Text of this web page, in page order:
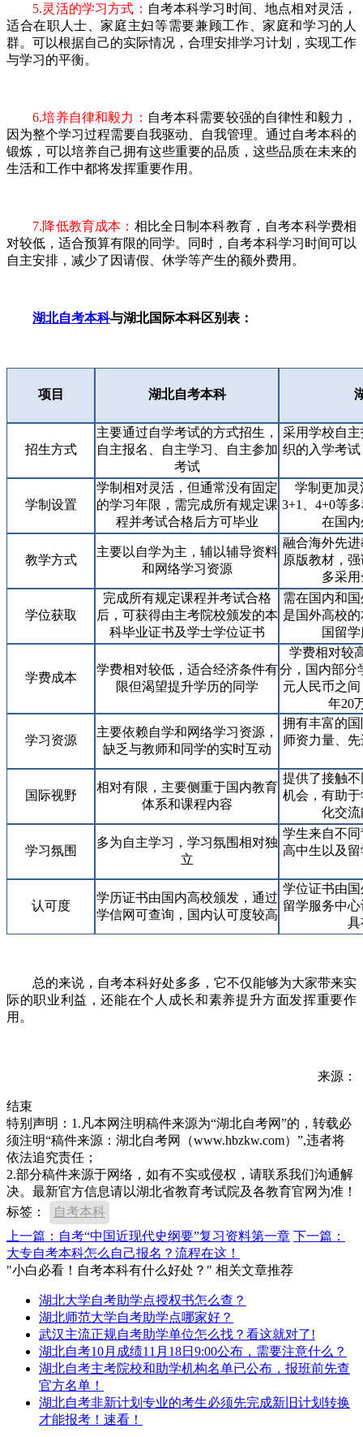
5.灵活的学习方式： 自考本科学习时间、地点相对灵活，
适合在职人士、家庭主妇等需要兼顾工作、家庭和学习的人
群。可以根据自己的实际情况，合理安排学习计划，实现工作
与学习的平衡。
6.培养自律和毅力： 自考本科需要较强的自律性和毅力，
因为整个学习过程需要自我驱动、自我管理。通过自考本科的
锻炼，可以培养自己拥有这些重要的品质，这些品质在未来的
生活和工作中都将发挥重要作用。
7.降低教育成本： 相比全日制本科教育，自考本科学费相
对较低，适合预算有限的同学。同时，自考本科学习时间可以
自主安排，减少了因请假、休学等产生的额外费用。
湖北自考本科与湖北国际本科区别表：
项目 湖北自考本科
招生方式
主要通过自学考试的方式招生，
自主报名、自主学习、自主参加
考试
采用学校自
织的入学考
学制设置
学制相对灵活，但通常没有固定
的学习年限，需完成所有规定课
程并考试合格后方可毕业
学制更加灵
3+1、4+0等
在国
教学方式
主要以自学为主，辅以辅导资料
和网络学习资源
融合海外先
原版教材，
多采
学位获取
完成所有规定课程并考试合格
后，可获得由主考院校颁发的本
科毕业证书及学士学位证书
需在国内和
是国外高校
国留
学费成本
学费相对较低，适合经济条件有
限但渴望提升学历的同学
学费相对较
分，国内部分
元人民币之
年20
学习资源
主要依赖自学和网络学习资源，
缺乏与教师和同学的实时互动
拥有丰富的
师资力量、
国际视野
相对有限，主要侧重于国内教育
体系和课程内容
提供了接触
机会，有助
化交
学习氛围
多为自主学习，学习氛围相对独
立
学生来自不
高中生以及
认可度
学历证书由国内高校颁发，通过
学信网可查询，国内认可度较高
学位证书由
留学服务中
具
总的来说，自考本科好处多多，它不仅能够为大家带来实
际的职业利益，还能在个人成长和素养提升方面发挥重要作
用。
来源：
结束
特别声明：1.凡本网注明稿件来源为“湖北自考网”的，转载必
须注明“稿件来源：湖北自考网（www.hbzkw.com）”,违者将
依法追究责任；
2.部分稿件来源于网络，如有不实或侵权，请联系我们沟通解
决。最新官方信息请以湖北省教育考试院及各教育官网为准！
标签：
自考本科
上一篇：自考“中国近现代史纲要”复习资料第一章 下一篇：
大专自考本科怎么自己报名？流程在这！
"小白必看！自考本科有什么好处？" 相关文章推荐
湖北大学自考助学点授权书怎么查？
湖北师范大学自考助学点哪家好？
武汉主流正规自考助学单位怎么找？看这就对了!
湖北自考10月成绩11月18日9:00公布，需要注意什么？
湖北自考主考院校和助学机构名单已公布，报班前先查
官方名单！
湖北自考非新计划专业的考生必须先完成新旧计划转换
才能报考！速看！